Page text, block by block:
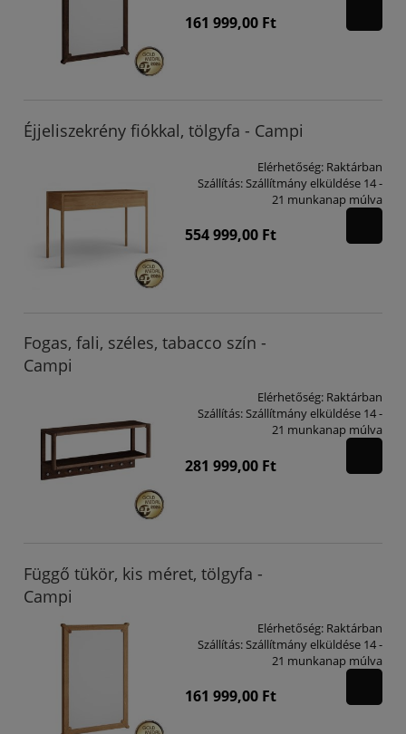
161 999,00 Ft
Éjjeliszekrény fiókkal, tölgyfa - Campi
Elérhetőség: Raktárban
Szállítás:Szállítmány elküldése 14 -
21 munkanap múlva
554 999,00 Ft
Fogas, fali, széles, tabacco szín -
Campi
Elérhetőség: Raktárban
Szállítás:Szállítmány elküldése 14 -
21 munkanap múlva
281 999,00 Ft
Függő tükör, kis méret, tölgyfa -
Campi
Elérhetőség: Raktárban
Szállítás:Szállítmány elküldése 14 -
21 munkanap múlva
161 999,00 Ft